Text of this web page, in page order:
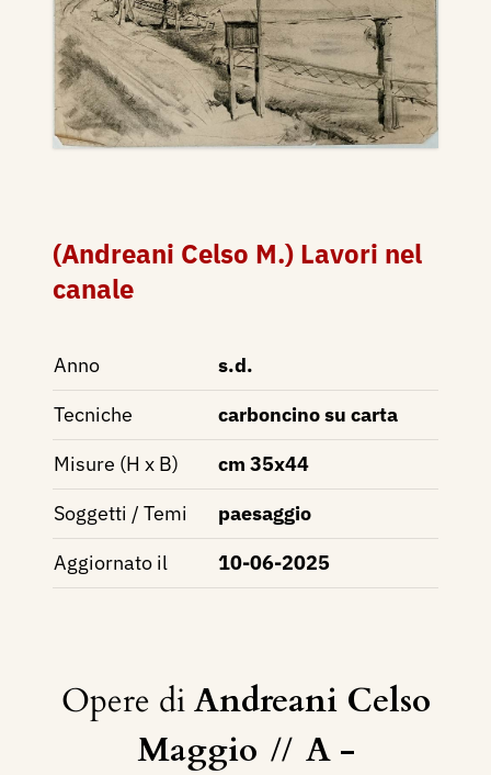
(Andreani Celso M.) Lavori nel
canale
Anno
s.d.
Tecniche
carboncino su carta
Misure (H x B)
cm 35x44
Soggetti / Temi
paesaggio
Aggiornato il
10-06-2025
Opere diAndreani Celso
Maggio // A -